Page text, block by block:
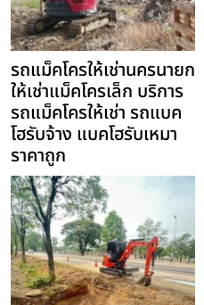
รถแม็คโครให้เช่านครนายก
ให้เช่าแม็คโครเล็ก บริการ
รถแม็คโครให้เช่า รถแบค
โฮรับจ้าง แบคโฮรับเหมา
ราคาถูก